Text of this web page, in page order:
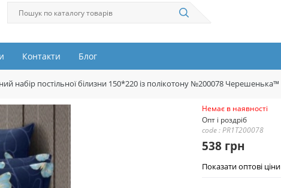
Контакти Блог
набір постільної білизни 150*220 із полікотону №200078 Черешенька™
Немає в наявності
Опт і роздріб
code : PR1T200078
538 грн
Показати оптові ціни